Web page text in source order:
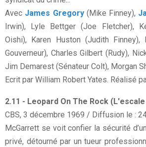
Avec James Gregory(Mike Finney),
Irwin), Lyle Bettger (Joe Fletcher),
Oishi), Karen Huston (Judith Finney),
Gouverneur), Charles Gilbert (Rudy),
Jim Demarest (Sénateur Colt), Morgan
Ecrit par William Robert Yates. Réalisé
2.11 - Leopard On The Rock
CBS, 3 décembre 1969 / Diffusion le :
McGarrett se voit confier la sécurité
privé, détourné par un tueur